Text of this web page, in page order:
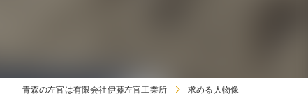
青森の左官は有限会社伊藤左官工業所 求める人物像